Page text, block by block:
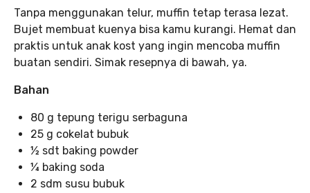
Tanpa menggunakan telur, muffin tetap terasa lezat.
Bujet membuat kuenya bisa kamu kurangi. Hemat dan
praktis untuk anak kost yang ingin mencoba muffin
buatan sendiri. Simak resepnya di bawah, ya.
Bahan
80 g tepung terigu serbaguna
25 g cokelat bubuk
½ sdt baking powder
¼ baking soda
2 sdm susu bubuk